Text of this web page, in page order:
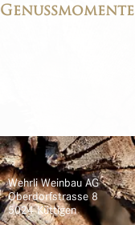
Genussmomente
Wehrli Weinbau AG
Oberdorfstrasse 8
5024 Küttigen